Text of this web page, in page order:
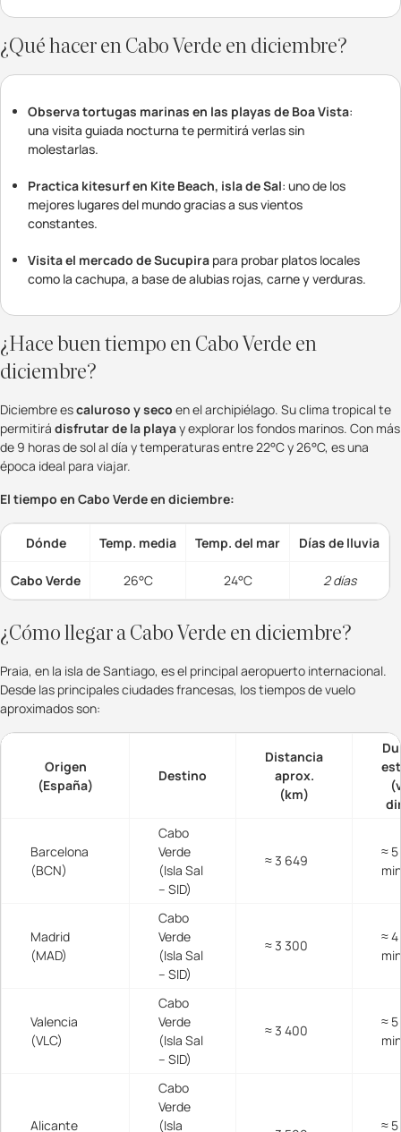
¿Qué hacer en Cabo Verde en diciembre?
Observa tortugas marinas en las playas de Boa Vista:
una visita guiada nocturna te permitirá verlas sin
molestarlas.
Practica kitesurf en Kite Beach, isla de Sal: uno de los
mejores lugares del mundo gracias a sus vientos
constantes.
Visita el mercado de Sucupira para probar platos locales
como la cachupa, a base de alubias rojas, carne y verduras.
¿Hace buen tiempo en Cabo Verde en
diciembre?
Diciembre escaluroso y seco en el archipiélago. Su clima tropical te
permitirá disfrutar de la playay explorar los fondos marinos. Con más
de 9 horas de sol al día y temperaturas entre 22°C y 26°C, es una
época ideal para viajar.
El tiempo en Cabo Verde en diciembre:
Dónde Temp. media Temp. del mar Días de lluvia
Cabo Verde 26°C 24°C 2 días
¿Cómo llegar a Cabo Verde en diciembre?
Praia, en la isla de Santiago, es el principal aeropuerto internacional.
Desde las principales ciudades francesas, los tiempos de vuelo
aproximados son:
Origen
(España)
Destino
Distancia
aprox.
(km)
Barcelona
(BCN)
Cabo
Verde
(Isla Sal
– SID)
≈ 3 649
≈
min
Madrid
(MAD)
Cabo
Verde
(Isla Sal
– SID)
≈ 3 300
≈
min
Valencia
(VLC)
Cabo
Verde
(Isla Sal
– SID)
≈ 3 400
≈
min
Alicante
Cabo
Verde
(Isla
≈ 5